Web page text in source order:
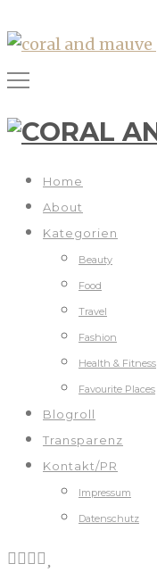
Home
About
Kategorien
Beauty
Food
Travel
Fashion
Health & Fitness
Favourite Places
Blogroll
Transparenz
Kontakt/PR
Impressum
Datenschutz